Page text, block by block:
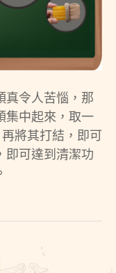
真令人苦惱，那
集中起來，取一
將其打結，即可
即可達到清潔功